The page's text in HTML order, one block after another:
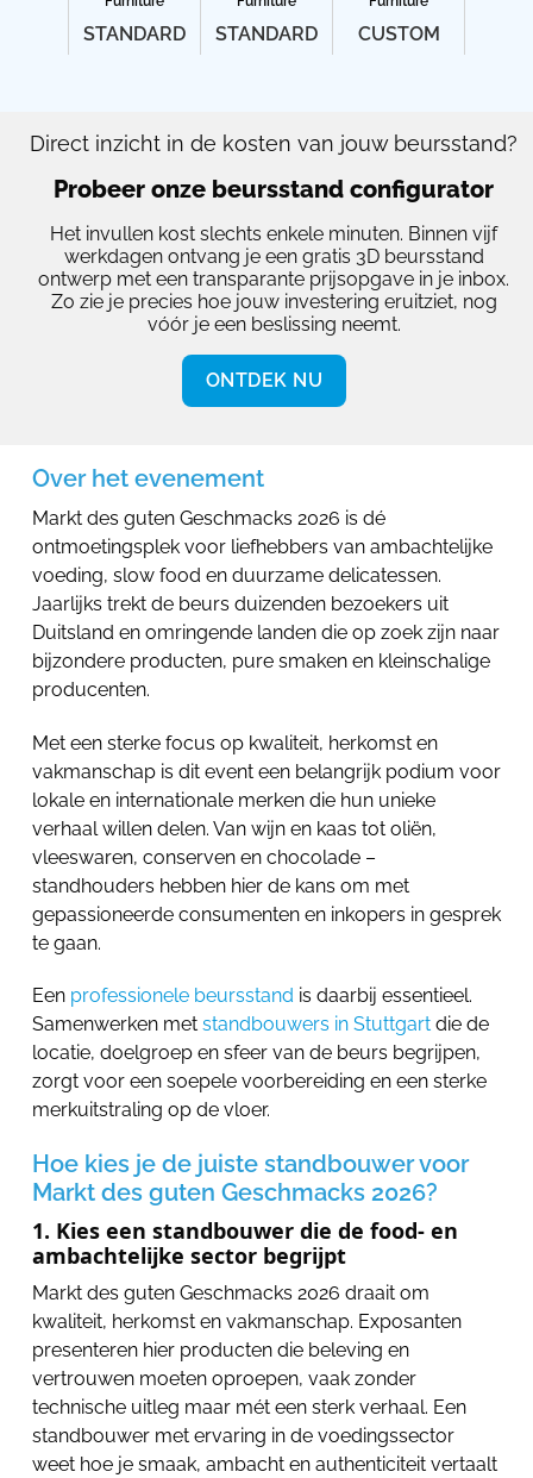
STANDARD STANDARD CUSTOM
Direct inzicht in de kosten van jouw beursstand?
Probeer onze beursstand configurator
Het invullen kost slechts enkele minuten. Binnen vijf
werkdagen ontvang je een gratis 3D beursstand
ontwerp met een transparante prijsopgave in je inbox.
Zo zie je precies hoe jouw investering eruitziet, nog
vóór je een beslissing neemt.
ONTDEK NU
Over het evenement
Markt des guten Geschmacks 2026 is dé
ontmoetingsplek voor liefhebbers van ambachtelijke
voeding, slow food en duurzame delicatessen.
Jaarlijks trekt de beurs duizenden bezoekers uit
Duitsland en omringende landen die op zoek zijn naar
bijzondere producten, pure smaken en kleinschalige
producenten.
Met een sterke focus op kwaliteit, herkomst en
vakmanschap is dit event een belangrijk podium voor
lokale en internationale merken die hun unieke
verhaal willen delen. Van wijn en kaas tot oliën,
vleeswaren, conserven en chocolade –
standhouders hebben hier de kans om met
gepassioneerde consumenten en inkopers in gesprek
te gaan.
Een professionele beursstand is daarbij essentieel.
Samenwerken met standbouwers in Stuttgart die de
locatie, doelgroep en sfeer van de beurs begrijpen,
zorgt voor een soepele voorbereiding en een sterke
merkuitstraling op de vloer.
Hoe kies je de juiste standbouwer voor
Markt des guten Geschmacks 2026?
1. Kies een standbouwer die de food- en
ambachtelijke sector begrijpt
Markt des guten Geschmacks 2026 draait om
kwaliteit, herkomst en vakmanschap. Exposanten
presenteren hier producten die beleving en
vertrouwen moeten oproepen, vaak zonder
technische uitleg maar mét een sterk verhaal. Een
standbouwer met ervaring in de voedingssector
weet hoe je smaak, ambacht en authenticiteit vertaalt